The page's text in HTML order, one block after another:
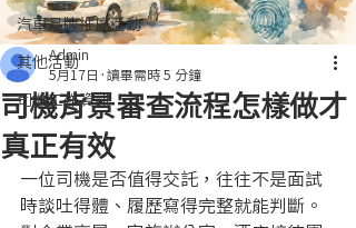
汽車品牌推廣活動
其他活動
司機工作資訊
司機背景審查流程怎樣做才
真正有效
Admin
5月17日 讀畢需時 5 分鐘
一位司機是否值得交託，往往不是面試
時談吐得體、履歷寫得完整就能判斷。